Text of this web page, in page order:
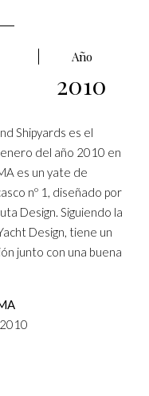
Año
2010
Shipyards es el
del año 2010 en
es un yate de
nº 1, diseñado por
Design. Siguiendo la
Design, tiene un
junto con una buena